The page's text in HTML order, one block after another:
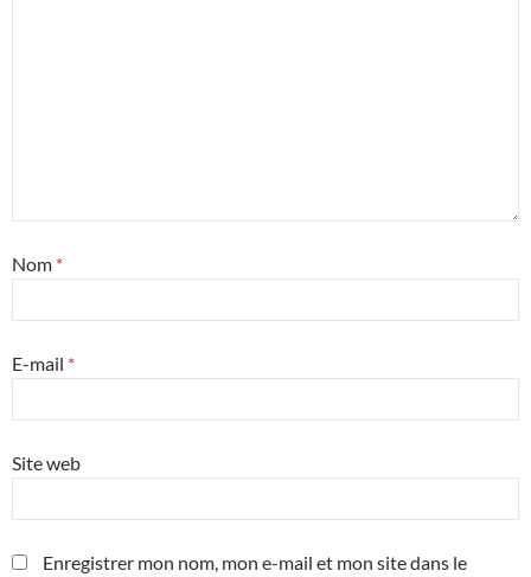
Nom *
E-mail *
Site web
Enregistrer mon nom, mon e-mail et mon site dans le